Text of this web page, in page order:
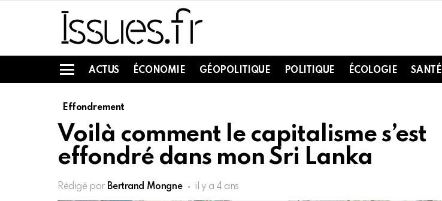
Menu
ACTUS ÉCONOMIE GÉOPOLITIQUE POLITIQUE ÉCOLOGIE SANTÉ
Effondrement
Voilà comment le capitalisme s’est
effondré dans mon Sri Lanka
Rédigé par Bertrand Mongne il y a 4 ans